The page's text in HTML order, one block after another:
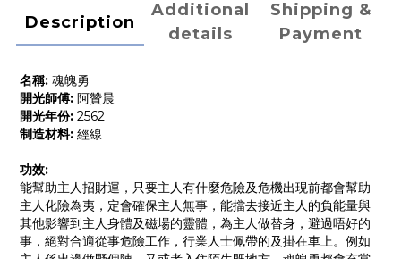
Description
Additional
details
Shipping &
Payment
名稱: 魂魄勇
開光師傅: 阿贊晨
開光年份: 2562
制造材料: 經線
功效:
能幫助主人招財運，只要主人有什麼危險及危機出現前都會幫助
主人化險為夷，定會確保主人無事，能擋去接近主人的負能量與
其他影響到主人身體及磁場的靈體，為主人做替身，避過唔好的
事，絕對合適從事危險工作，行業人士佩帶的及掛在車上。例如